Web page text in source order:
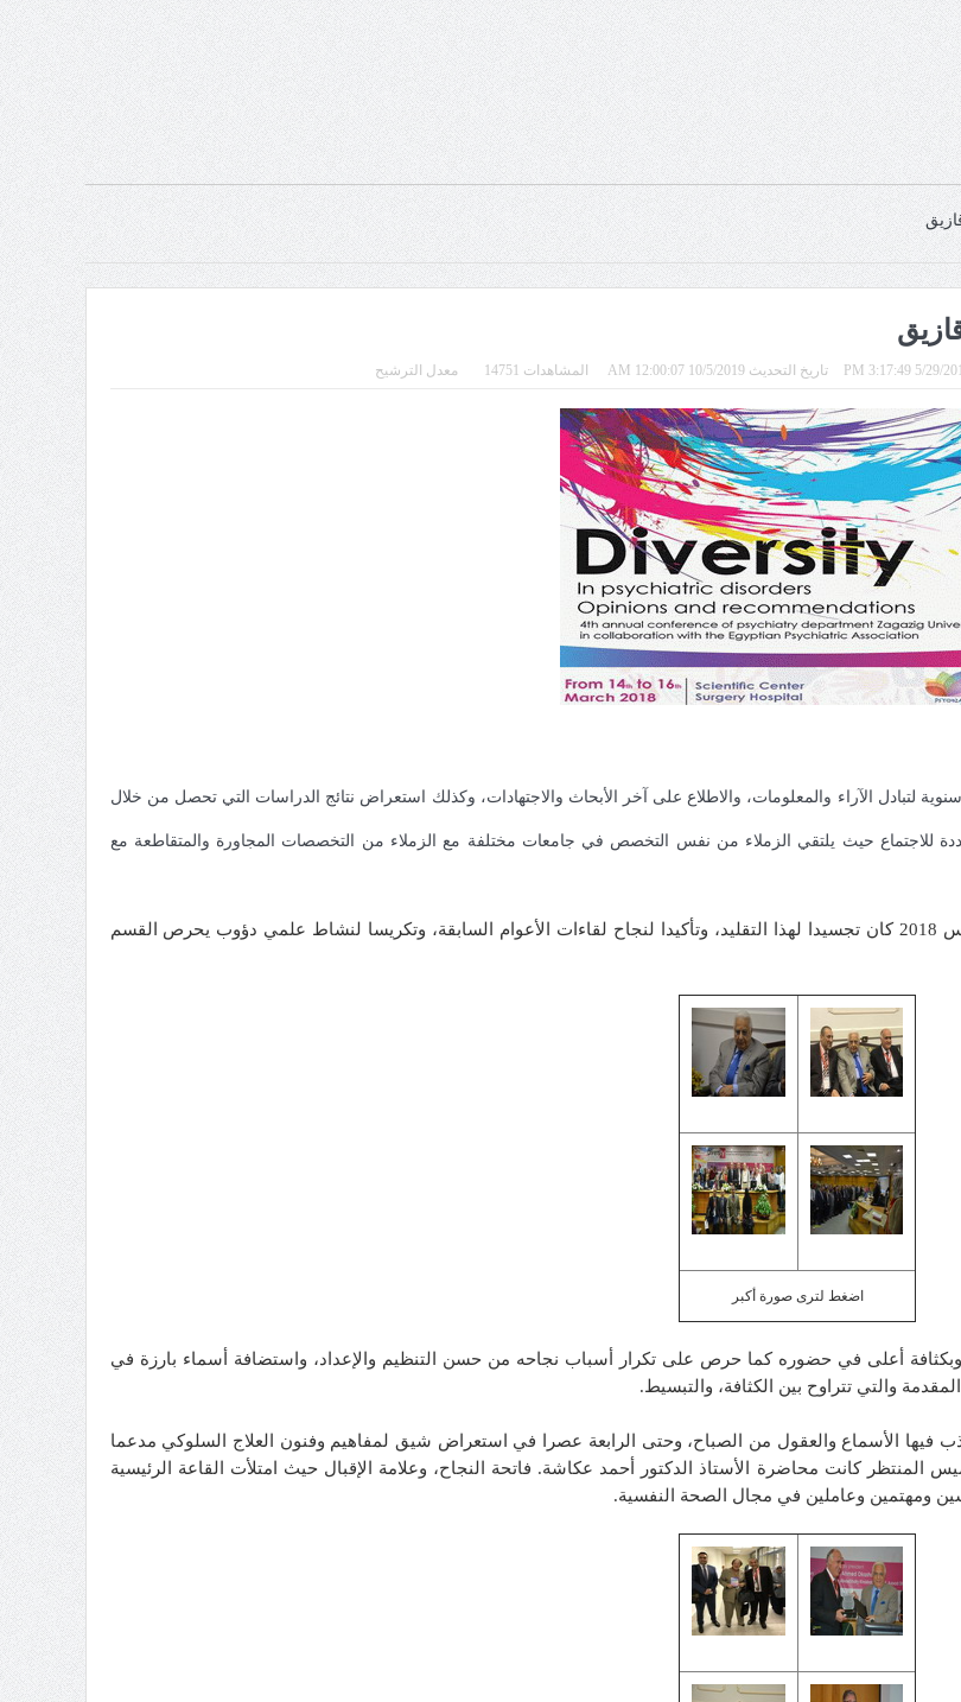
تاريخ التحديث 10/5/2019 12:00:07 AM المشاهدات 14751 معدل الترشيح
لتبادل الآراء والمعلومات، والاطلاع على آخر الأبحاث والاجتهادات، وكذلك استعراض نتائج الدراسات التي تحصل من خلال
للاجتماع حيث يلتقي الزملاء من نفس التخصص في جامعات مختلفة مع الزملاء من التخصصات المجاورة والمتقاطعة مع
المؤتمر السنوي الرابع لقسم الطب النفسي جامعة الزقازيق 14-16 مارس 2018 كان تجسيدا لهذا التقليد، وتأكيدا لنجاح لقاءات الأعوام السابقة، وتكريسا لنشاط علمي دؤوب يحرص القسم
اضغط لترى صورة أكبر
وبكثافة أعلى في حضوره كما حرص على تكرار أسباب نجاحه من حسن التنظيم والإعداد، واستضافة أسماء بارزة في
والتي تتراوح بين الكثافة، والتبسيط.
فيها الأسماع والعقول من الصباح، وحتى الرابعة عصرا في استعراض شيق لمفاهيم وفنون العلاج السلوكي مدعما
المنتظر كانت محاضرة الأستاذ الدكتور أحمد عكاشة. فاتحة النجاح، وعلامة الإقبال حيث امتلأت القاعة الرئيسية
ومهتمين وعاملين في مجال الصحة النفسية.